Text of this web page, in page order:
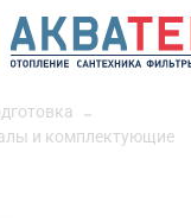
и комплектующие